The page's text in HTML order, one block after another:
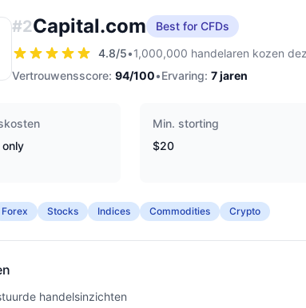
#2Capital.com
Best for CFDs
4.8/5•1,000,000 handelaren kozen
Vertrouwensscore: 94/100•Ervaring: 7jaren
Min. storting
$20
Forex Stocks Indices Commodities Crypto
handelsinzichten